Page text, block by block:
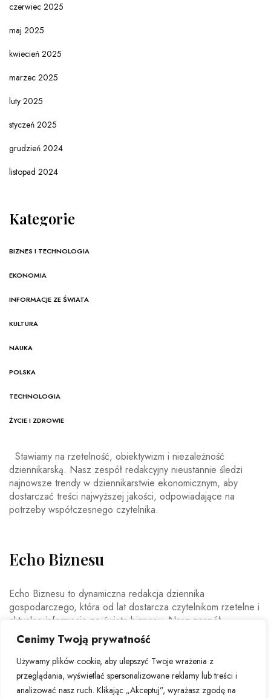
Cenimy Twoją prywatność
Używamy plików cookie, aby ulepszyć Twoje wrażenia z
przeglądania, wyświetlać spersonalizowane reklamy lub treści i
analizować nasz ruch. Klikając „Akceptuj”, wyrażasz zgodę na
czerwiec 2025
maj 2025
kwiecień 2025
marzec 2025
luty 2025
styczeń 2025
grudzień 2024
listopad 2024
Kategorie
BIZNES I TECHNOLOGIA
EKONOMIA
INFORMACJE ZE ŚWIATA
KULTURA
NAUKA
POLSKA
TECHNOLOGIA
ŻYCIE I ZDROWIE
Stawiamy na rzetelność, obiektywizm i niezależność
dziennikarską. Nasz zespół redakcyjny nieustannie śledzi
najnowsze trendy w dziennikarstwie ekonomicznym, aby
dostarczać treści najwyższej jakości, odpowiadające na
potrzeby współczesnego czytelnika.
Echo Biznesu
Echo Biznesu to dynamiczna redakcja dziennika
gospodarczego, która od lat dostarcza czytelnikom rzetelne i
aktualne informacje ze świata biznesu. Nasz zespół
doświadczonych dziennikarzy i ekspertów ekonomicznych
codziennie analizuje najważniejsze wydarzenia rynkowe,
trendy gospodarcze oraz decyzje mające wpływ na polską i
światową ekonomię.